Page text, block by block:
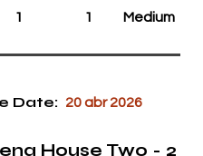
1 1 Medium
Date: 20 abr 2026
House Two - 2